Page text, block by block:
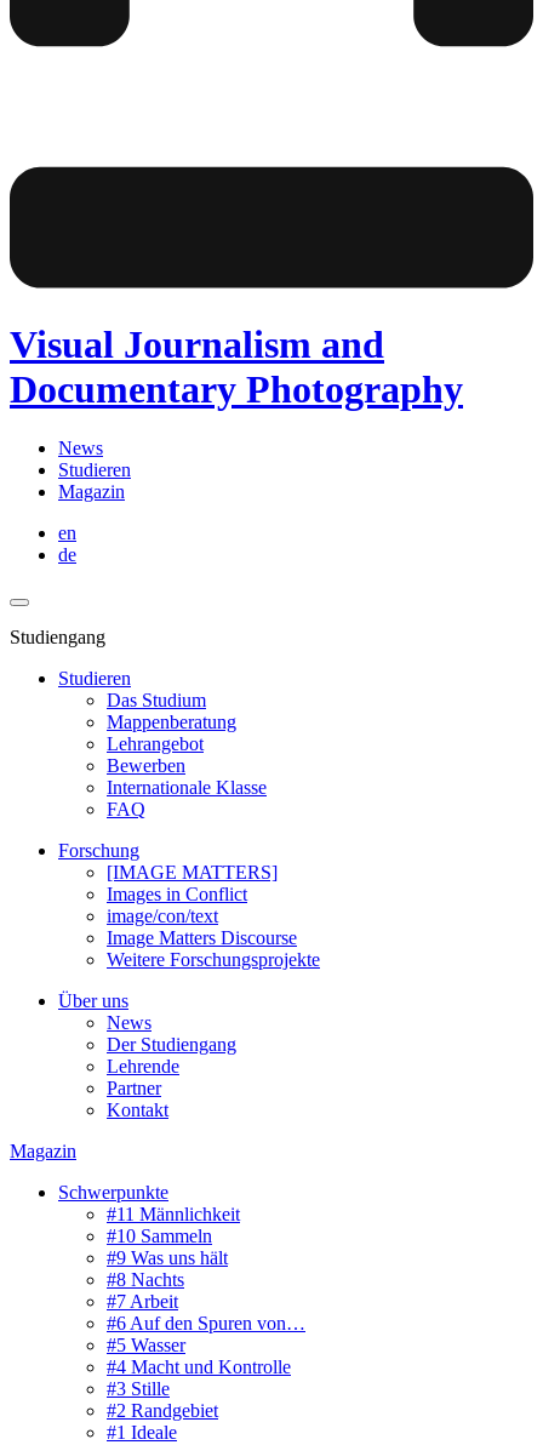
Visual Journalism and
Documentary Photography
News
Studieren
Magazin
en
de
Studiengang
Studieren
Das Studium
Mappenberatung
Lehrangebot
Bewerben
Internationale Klasse
FAQ
Forschung
[IMAGE MATTERS]
Images in Conflict
image/con/text
Image Matters Discourse
Weitere Forschungsprojekte
Über uns
News
Der Studiengang
Lehrende
Partner
Kontakt
Magazin
Schwerpunkte
#11 Männlichkeit
#10 Sammeln
#9 Was uns hält
#8 Nachts
#7 Arbeit
#6 Auf den Spuren von…
#5 Wasser
#4 Macht und Kontrolle
#3 Stille
#2 Randgebiet
#1 Ideale